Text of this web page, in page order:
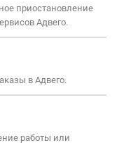
приостановление
Адвего.
в Адвего.
работы или